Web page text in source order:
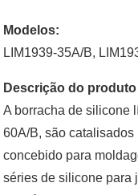
Modelos:
LIM1939-35A/B,
Descrição do produto
A borracha de silicone
60A/B, são
concebido para
séries de silicone para